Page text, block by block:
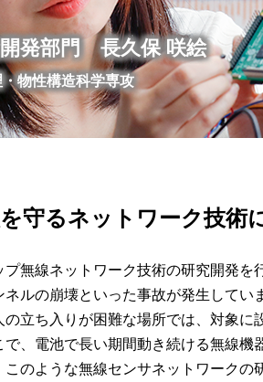
発部門 長久保 咲絵
物性構造科学専攻
守るネットワーク技術
無線ネットワーク技術の研究開発
ルの崩壊といった事故が発生して
の立ち入りが困難な場所では、対象
で、電池で長い期間動き続ける無線
のような無線センサネットワーク